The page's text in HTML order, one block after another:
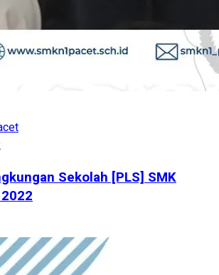
Sekolah [PLS] SMK